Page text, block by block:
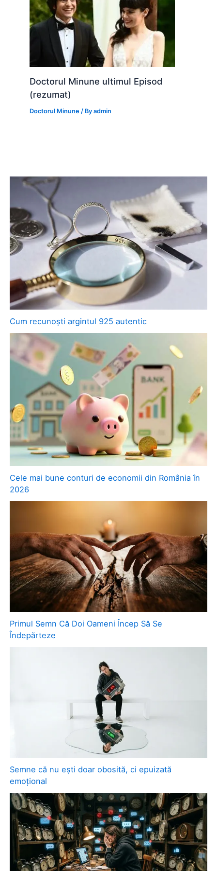
Doctorul Minune ultimul Episod
(rezumat)
Doctorul Minune / Byadmin
Cum recunoști argintul 925 autentic
Cele mai bune conturi de economii din România în
2026
Primul Semn Că Doi Oameni Încep Să Se
Îndepărteze
Semne că nu ești doar obosită, ci epuizată
emoțional